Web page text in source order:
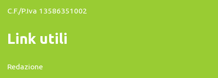
C.F./P.Iva 13586351002
Link utili
Redazione